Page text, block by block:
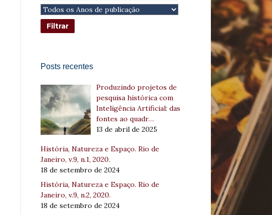
Posts recentes
Produzindo projetos de
pesquisa histórica com
Inteligência Artificial: das
fontes ao quadr…
13 de abril de 2025
História, Natureza e Espaço. Rio de
Janeiro, v.9, n.1, 2020.
18 de setembro de 2024
História, Natureza e Espaço. Rio de
Janeiro, v.9, n.2, 2020.
18 de setembro de 2024